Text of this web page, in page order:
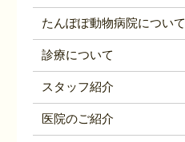
たんぽぽ動物病院について
診療について
スタッフ紹介
医院のご紹介